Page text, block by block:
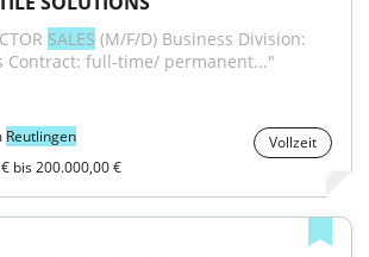
SALES (M/F/D) Business Division:
Contract: full-time/ permanent..."
Reutlingen
Vollzeit
bis 200.000,00 €